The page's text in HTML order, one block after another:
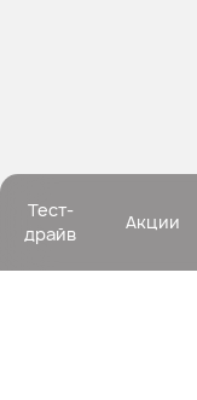
Тест-
драйв
Акции